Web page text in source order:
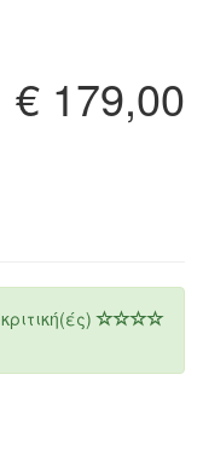
€ 179,00
κριτική(ές)